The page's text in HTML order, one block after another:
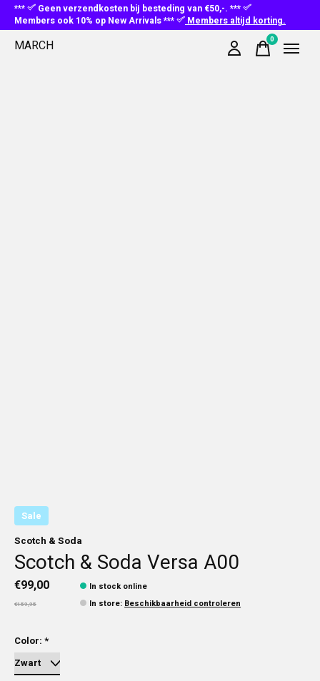
***
Geen verzendkosten bij besteding van €50,-. ***
Members ook 10% op New Arrivals ***
Members altijd korting.
MARCH 0items
Sale
Scotch & Soda
Scotch & Soda Versa A00
€99,00
€159,95
In stock online
In store: Beschikbaarheid controleren
Color: *